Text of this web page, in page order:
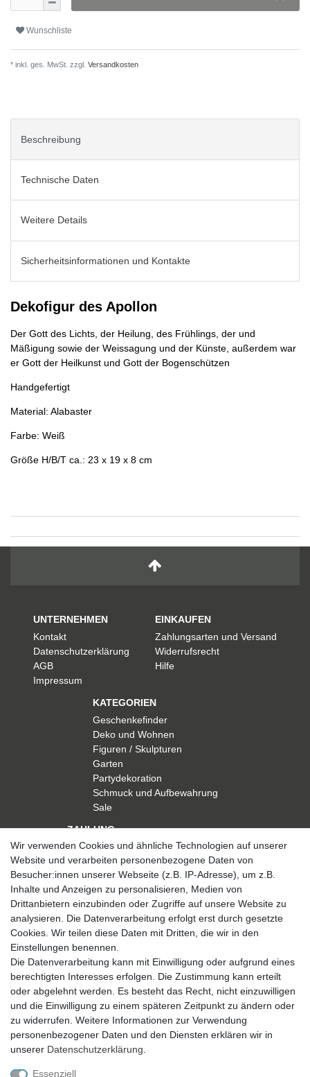
Wunschliste
* inkl. ges. MwSt. zzgl. Versandkosten
Beschreibung
Technische Daten
Weitere Details
Sicherheitsinformationen und Kontakte
Dekofigur des Apollon
Der Gott des Lichts, der Heilung, des Frühlings, der und
Mäßigung sowie der Weissagung und der Künste, außerdem war
er Gott der Heilkunst und Gott der Bogenschützen
Handgefertigt
Material: Alabaster
Farbe: Weiß
Größe H/B/T ca.: 23 x 19 x 8 cm
UNTERNEHMEN
Kontakt
Datenschutzerklärung
AGB
Impressum
EINKAUFEN
Zahlungsarten und Versand
Widerrufsrecht
Hilfe
KATEGORIEN
Geschenkefinder
Deko und Wohnen
Figuren / Skulpturen
Garten
Partydekoration
Schmuck und Aufbewahrung
Sale
ZAHLUNG
VERSAND
SICHER EINKAUFEN
Sicher einkaufen mit
durchgehender SSL-Verschlüsselung
Wir verwenden Cookies und ähnliche Technologien auf unserer
Website und verarbeiten personenbezogene Daten von
Besucher:innen unserer Webseite (z.B. IP-Adresse), um z.B.
Inhalte und Anzeigen zu personalisieren, Medien von
Drittanbietern einzubinden oder Zugriffe auf unsere Website zu
analysieren. Die Datenverarbeitung erfolgt erst durch gesetzte
Cookies. Wir teilen diese Daten mit Dritten, die wir in den
Einstellungen benennen.
Die Datenverarbeitung kann mit Einwilligung oder aufgrund eines
berechtigten Interesses erfolgen. Die Zustimmung kann erteilt
oder abgelehnt werden. Es besteht das Recht, nicht einzuwilligen
und die Einwilligung zu einem späteren Zeitpunkt zu ändern oder
zu widerrufen. Weitere Informationen zur Verwendung
personenbezogener Daten und den Diensten erklären wir in
unserer Daten­schutz­erklärung
Essenziell